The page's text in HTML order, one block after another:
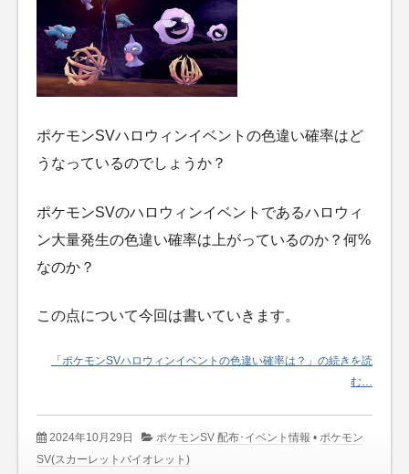
ポケモンSVハロウィンイベントの色違い確率はど
うなっているのでしょうか？
ポケモンSVのハロウィンイベントであるハロウィ
ン大量発生の色違い確率は上がっているのか？何%
なのか？
この点について今回は書いていきます。
「ポケモンSVハロウィンイベントの色違い確率は？」の続きを読
む…
2024年10月29日 ポケモンSV 配布･イベント情報 • ポケモン
SV(スカーレットバイオレット)